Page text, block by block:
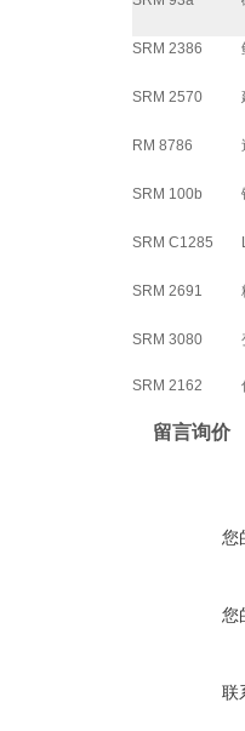
SRM 2386
SRM 2570
RM 8786
SRM 100b
SRM C1285
SRM 2691
SRM 3080
SRM 2162
留言询价
您
您
联